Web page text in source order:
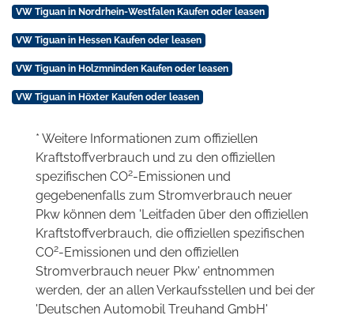
VW Tiguan in Nordrhein-Westfalen Kaufen oder leasen
VW Tiguan in Hessen Kaufen oder leasen
VW Tiguan in Holzmninden Kaufen oder leasen
VW Tiguan in Höxter Kaufen oder leasen
* Weitere Informationen zum offiziellen
Kraftstoffverbrauch und zu den offiziellen
spezifischen CO2-Emissionen und
gegebenenfalls zum Stromverbrauch neuer
Pkw können dem 'Leitfaden über den offiziellen
Kraftstoffverbrauch, die offiziellen spezifischen
CO2-Emissionen und den offiziellen
Stromverbrauch neuer Pkw' entnommen
werden, der an allen Verkaufsstellen und bei der
'Deutschen Automobil Treuhand GmbH'